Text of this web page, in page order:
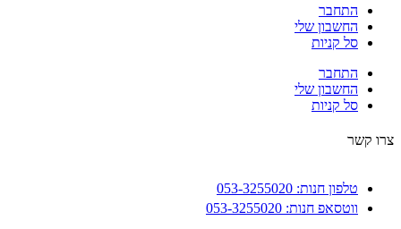
התחבר
החשבון שלי
סל קניות
התחבר
החשבון שלי
סל קניות
קשר
טלפון חנות: 053-3255020
ווטסאפ חנות: 053-3255020